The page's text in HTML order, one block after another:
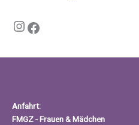
InstagramFacebook
Anfahrt:
FMGZ - Frauen & Mädchen